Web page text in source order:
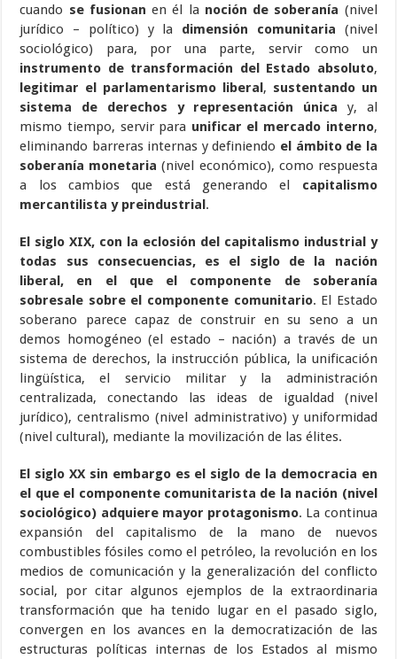
cuando se fusionan en él la noción de soberanía (nivel
jurídico – político) y la dimensión comunitaria (nivel
sociológico) para, por una parte, servir como un
instrumento de transformación del Estado absoluto,
legitimar el parlamentarismo liberal , sustentando un
sistema de derechos y representación única y, al
mismo tiempo, servir para unificar el mercado interno,
eliminando barreras internas y definiendo el ámbito de la
soberanía monetaria (nivel económico), como respuesta
a los cambios que está generando el capitalismo
mercantilista y preindustrial .
El siglo XIX, con la eclosión del capitalismo industrial y
todas sus consecuencias, es el siglo de la nación
liberal, en el que el componente de soberanía
sobresale sobre el componente comunitario. El Estado
soberano parece capaz de construir en su seno a un
demos homogéneo (el estado – nación) a través de un
sistema de derechos, la instrucción pública, la unificación
lingüística, el servicio militar y la administración
centralizada, conectando las ideas de igualdad (nivel
jurídico), centralismo (nivel administrativo) y uniformidad
(nivel cultural), mediante la movilización de las élites.
El siglo XX sin embargo es el siglo de la democracia en
el que el componente comunitarista de la nación (nivel
sociológico) adquiere mayor protagonismo. La continua
expansión del capitalismo de la mano de nuevos
combustibles fósiles como el petróleo, la revolución en los
medios de comunicación y la generalización del conflicto
social, por citar algunos ejemplos de la extraordinaria
transformación que ha tenido lugar en el pasado siglo,
convergen en los avances en la democratización de las
estructuras políticas internas de los Estados al mismo